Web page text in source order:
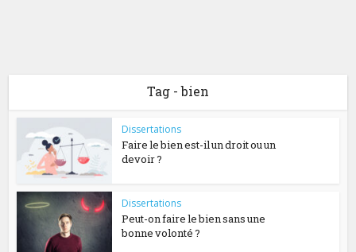
Tag - bien
Dissertations
Faire le bien est-il un droit ou un
devoir ?
Dissertations
Peut-on faire le bien sans une
bonne volonté ?